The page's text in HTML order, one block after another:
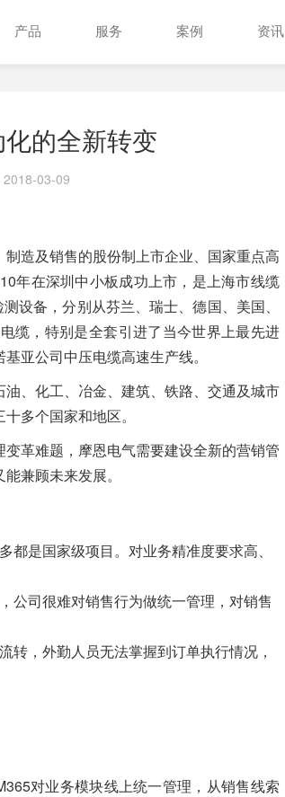
产品 服务 案例 资讯
的全新转变
2018-03-09
造及销售的股份制上市企业、国家重点高
年在深圳中小板成功上市，是上海市线缆
设备，分别从芬兰、瑞士、德国、美国、
缆，特别是全套引进了当今世界上最先进
亚公司中压电缆高速生产线。
、化工、冶金、建筑、铁路、交通及城市
多个国家和地区。
革难题，摩恩电气需要建设全新的营销管
兼顾未来发展。
是国家级项目。对业务精准度要求高、
公司很难对销售行为做统一管理，对销售
转，外勤人员无法掌握到订单执行情况，
对业务模块线上统一管理，从销售线索